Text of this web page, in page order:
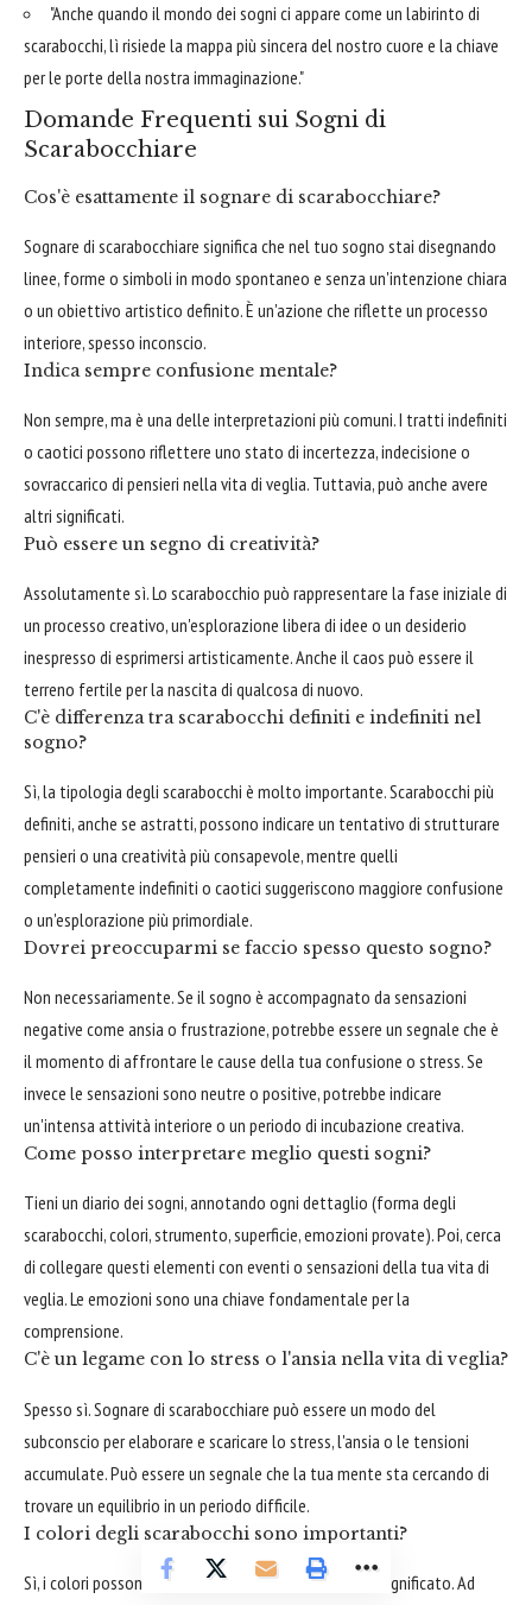
"Anche quando il mondo dei sogni ci appare come un labirinto di
scarabocchi, lì risiede la mappa più sincera del nostro cuore e la chiave
per le porte della nostra immaginazione."
Domande Frequenti sui Sogni di
Scarabocchiare
Cos'è esattamente il sognare di scarabocchiare?
Sognare di scarabocchiare significa che nel tuo sogno stai disegnando
linee, forme o simboli in modo spontaneo e senza un'intenzione chiara
o un obiettivo artistico definito. È un'azione che riflette un processo
interiore, spesso inconscio.
Indica sempre confusione mentale?
Non sempre, ma è una delle interpretazioni più comuni. I tratti indefiniti
o caotici possono riflettere uno stato di incertezza, indecisione o
sovraccarico di pensieri nella vita di veglia. Tuttavia, può anche avere
altri significati.
Può essere un segno di creatività?
Assolutamente sì. Lo scarabocchio può rappresentare la fase iniziale di
un processo creativo, un'esplorazione libera di idee o un desiderio
inespresso di esprimersi artisticamente. Anche il caos può essere il
terreno fertile per la nascita di qualcosa di nuovo.
C'è differenza tra scarabocchi definiti e indefiniti nel
sogno?
Sì, la tipologia degli scarabocchi è molto importante. Scarabocchi più
definiti, anche se astratti, possono indicare un tentativo di strutturare
pensieri o una creatività più consapevole, mentre quelli
completamente indefiniti o caotici suggeriscono maggiore confusione
o un'esplorazione più primordiale.
Dovrei preoccuparmi se faccio spesso questo sogno?
Non necessariamente. Se il sogno è accompagnato da sensazioni
negative come ansia o frustrazione, potrebbe essere un segnale che è
il momento di affrontare le cause della tua confusione o stress. Se
invece le sensazioni sono neutre o positive, potrebbe indicare
un'intensa attività interiore o un periodo di incubazione creativa.
Come posso interpretare meglio questi sogni?
Tieni un diario dei sogni, annotando ogni dettaglio (forma degli
scarabocchi, colori, strumento, superficie, emozioni provate). Poi, cerca
di collegare questi elementi con eventi o sensazioni della tua vita di
veglia. Le emozioni sono una chiave fondamentale per la
comprensione.
C'è un legame con lo stress o l'ansia nella vita di veglia?
Spesso sì. Sognare di scarabocchiare può essere un modo del
subconscio per elaborare e scaricare lo stress, l'ansia o le tensioni
accumulate. Può essere un segnale che la tua mente sta cercando di
trovare un equilibrio in un periodo difficile.
I colori degli scarabocchi sono importanti?
Sì, i colori possono aggiungere un ulteriore strato di significato. Ad